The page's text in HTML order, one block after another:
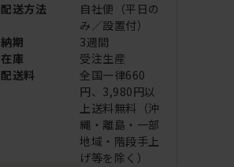
配送方法
自社便（平日の
み／設置付）
納期
3週間
在庫
受注生産
配送料
全国一律660
円、3,980円以
上送料無料（沖
縄・離島・一部
地域・階段手上
げ等を除く）